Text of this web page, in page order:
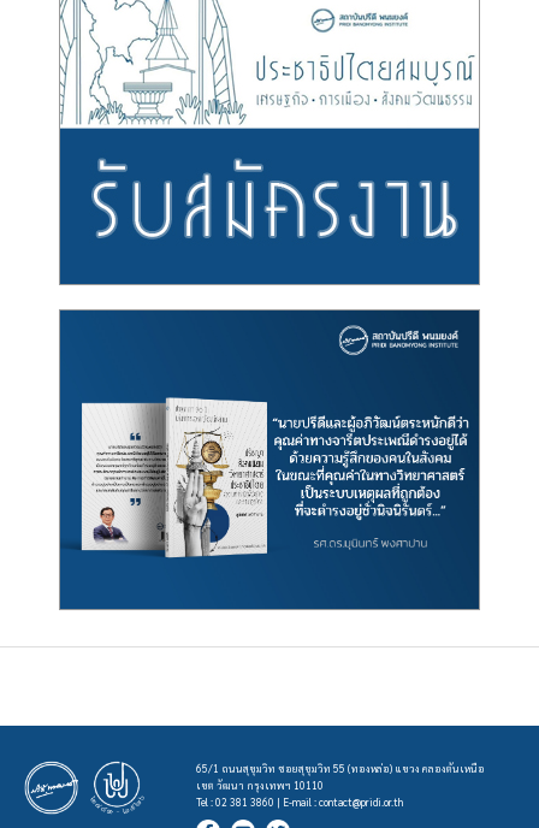
65/1 ถนนสุขุมวิท ซอยสุขุมวิท 55 (ทองหล่อ) แขวง คลองตันเหนือ
เขต วัฒนา กรุงเทพฯ 10110
Tel : 02 381 3860 | E-mail :contact@pridi.or.th